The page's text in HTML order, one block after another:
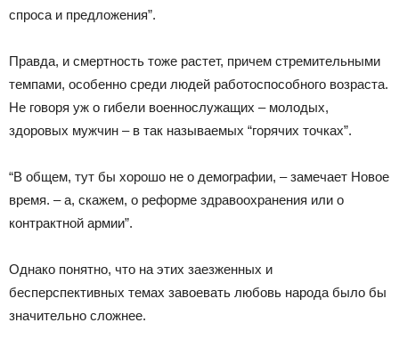
спроса и предложения”.
Правда, и смертность тоже растет, причем стремительными
темпами, особенно среди людей работоспособного возраста.
Не говоря уж о гибели военнослужащих – молодых,
здоровых мужчин – в так называемых “горячих точках”.
“В общем, тут бы хорошо не о демографии, – замечает Новое
время. – а, скажем, о реформе здравоохранения или о
контрактной армии”.
Однако понятно, что на этих заезженных и
бесперспективных темах завоевать любовь народа было бы
значительно сложнее.